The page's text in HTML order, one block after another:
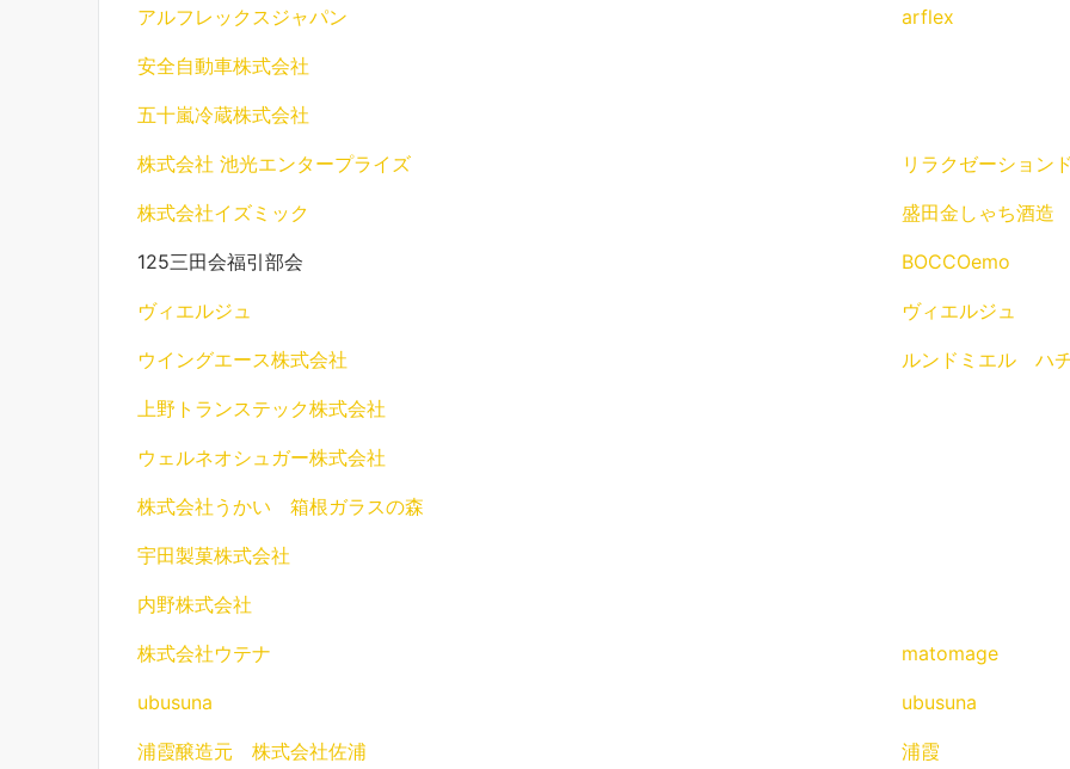
アルフレックスジャパン arflex
安全自動車株式会社
五十嵐冷蔵株式会社
株式会社 池光エンタープライズ リラクゼーション
株式会社イズミック 盛田金しゃち酒
125三田会福引部会 BOCCOemo
ヴィエルジュ ヴィエルジュ
ウイングエース株式会社 ルンドミエル ハ
上野トランステック株式会社
ウェルネオシュガー株式会社
株式会社うかい 箱根ガラスの森
宇田製菓株式会社
内野株式会社
株式会社ウテナ matomage
ubusuna ubusuna
浦霞醸造元 株式会社佐浦 浦霞